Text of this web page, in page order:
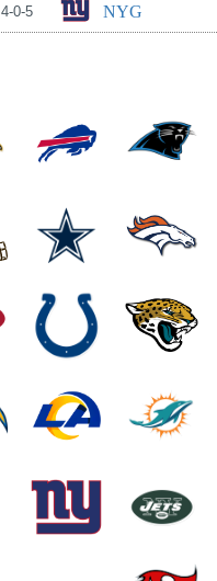
4-0-5 NYG